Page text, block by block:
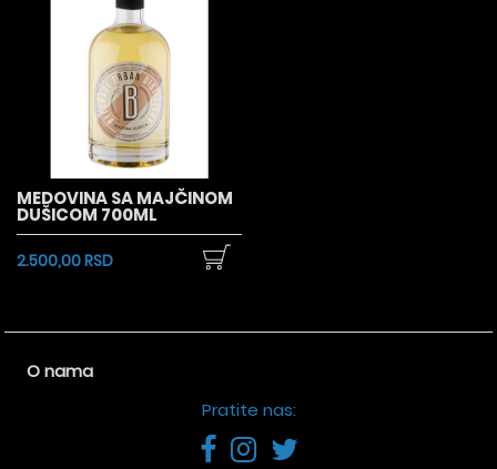
MEDOVINA SA MAJČINOM
DUŠICOM 700ML
2.500,00 RSD
O nama
Pratite nas: